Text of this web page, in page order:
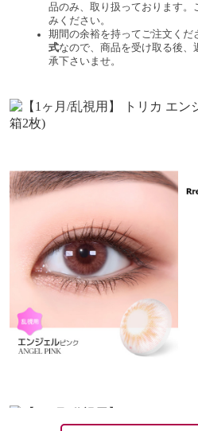
品のみ、取り扱っております。
みください。
期間の余裕を持ってご注文くだ
式なので、商品を受け取る後、
承下さいませ。